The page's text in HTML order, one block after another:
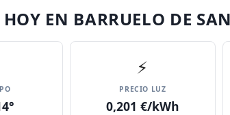
HOY EN BARRUELO DE
⚡
PRECIO LUZ
0,201 €/kWh